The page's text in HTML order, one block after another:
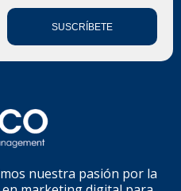
SUSCRÍBETE
nuestra pasión por la